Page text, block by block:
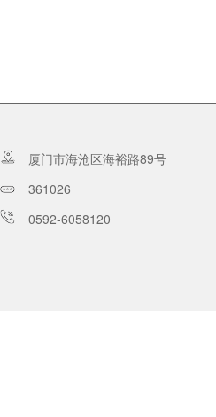
厦门市海沧区海裕路89号
361026
0592-6058120